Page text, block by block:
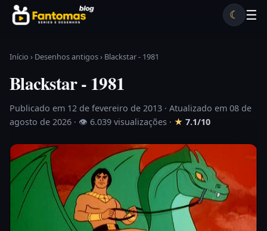
Pular para o conteúdo
☰
☾
Início › Desenhos antigos› Blackstar - 1981
Blackstar - 1981
Publicado em 12 de fevereiro de 2013 · Atualizado em 08 de
agosto de 2026 · 👁 6.039 visualizações · ★ 7.1/10